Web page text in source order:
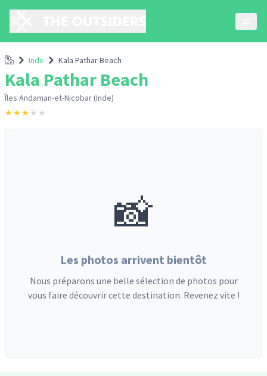
Accueil
Inde Kala Pathar Beach
Kala Pathar Beach
Îles Andaman-et-Nicobar (Inde)
★★★ ★ ★
📸
Les photos arrivent bientôt
Nous préparons une belle sélection de photos pour
vous faire découvrir cette destination. Revenez vite !